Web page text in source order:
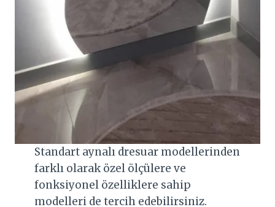
Standart aynalı dresuar modellerinden
farklı olarak özel ölçülere ve
fonksiyonel özelliklere sahip
modelleri de tercih edebilirsiniz.